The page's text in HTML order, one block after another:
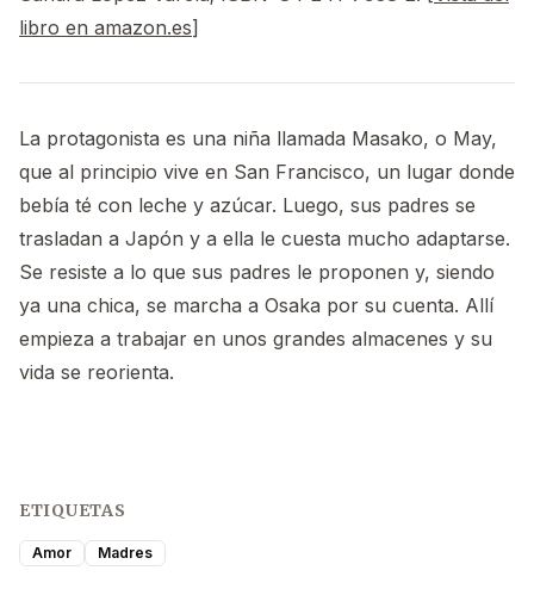
libro en amazon.es]
La protagonista es una niña llamada Masako, o May,
que al principio vive en San Francisco, un lugar donde
bebía té con leche y azúcar. Luego, sus padres se
trasladan a Japón y a ella le cuesta mucho adaptarse.
Se resiste a lo que sus padres le proponen y, siendo
ya una chica, se marcha a Osaka por su cuenta. Allí
empieza a trabajar en unos grandes almacenes y su
vida se reorienta.
ETIQUETAS
Amor Madres